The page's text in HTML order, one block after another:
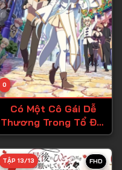
0
Có Một Cô Gái Dễ
Thương Trong Tổ Đội
Anh Hùng, Nên Tôi
Thử Tỏ Tình
FHD
TẬP 13/13